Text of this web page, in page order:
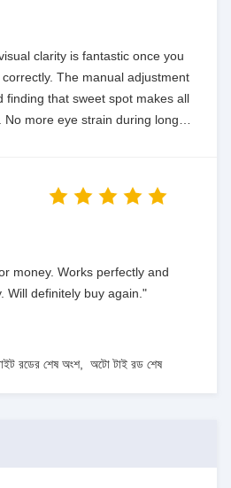
clarity is fantastic once you
The manual adjustment
finding that sweet spot makes all
No more eye strain during long
is smooth, and finding that
all the difference. No more eye
to set it up properly!""The Pico 4's
fantastic once you dial in the IPD
the time to set it up
Pico 4's visual clarity is fantastic
and finding that sweet spot
money. Works perfectly and
Will definitely buy again."
রডের শেষ অংশ, অটো টাই রড শেষ